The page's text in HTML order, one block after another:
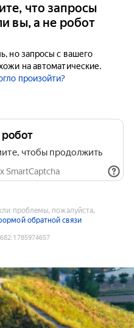
что запросы
вы, а не робот
но запросы с вашего
на автоматические.
произойти?
робот
чтобы продолжить
SmartCaptcha
проблемы, пожалуйста,
обратной связи
:1785974657